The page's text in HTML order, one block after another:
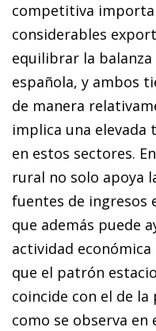
competitiva
considerables
equilibrar la
española, y ambos
de manera
implica una
en estos sectores.
rural no solo apoya
fuentes de ingresos
que además puede
actividad
que el patrón
coincide con el de
como se observa